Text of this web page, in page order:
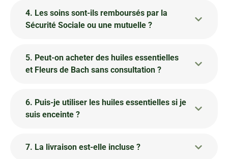
4. Les soins sont-ils remboursés par la
Sécurité Sociale ou une mutuelle ?
5. Peut-on acheter des huiles essentielles
et Fleurs de Bach sans consultation ?
6. Puis-je utiliser les huiles essentielles si je
suis enceinte ?
7. La livraison est-elle incluse ?